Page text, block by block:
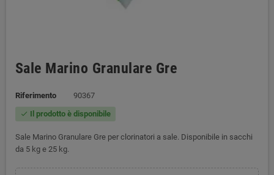
Sale Marino Granulare Gre
Riferimento 90367
check Il prodotto è disponibile
Sale Marino Granulare Gre per clorinatori a sale. Disponibile in sacchi
da 5 kg e 25 kg.